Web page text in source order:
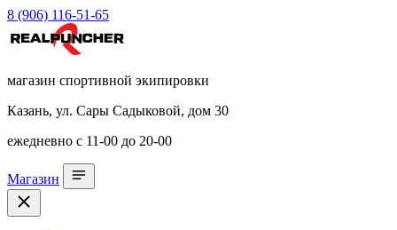
8 (906) 116-51-65
магазин спортивной экипировки
Казань, ул. Сары Садыковой, дом 30
ежедневно с 11-00 до 20-00
Магазин